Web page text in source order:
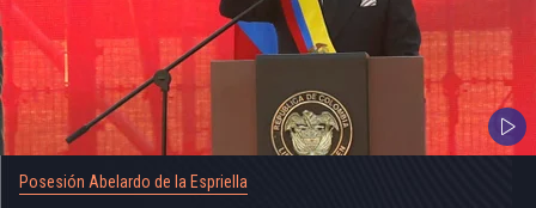
Posesión Abelardo de la Espriella